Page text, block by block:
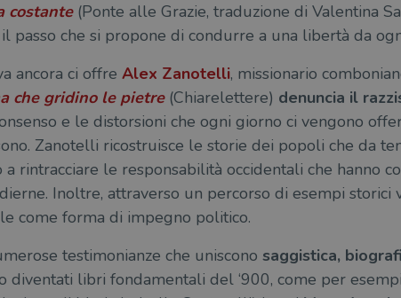
costante(Ponte alle Grazie, traduzione di Valentina
passo che si propone di condurre a una libertà da
ancora ci offre Alex Zanotelli, missionario
che gridino le pietre(Chiarelettere) denuncia il
e le distorsioni che ogni giorno ci vengono
Zanotelli ricostruisce le storie dei popoli che da
a rintracciare le responsabilità occidentali che hanno
Inoltre, attraverso un percorso di esempi storici
come forma di impegno politico.
testimonianze che uniscono saggistica,
diventati libri fondamentali del ‘900, come per